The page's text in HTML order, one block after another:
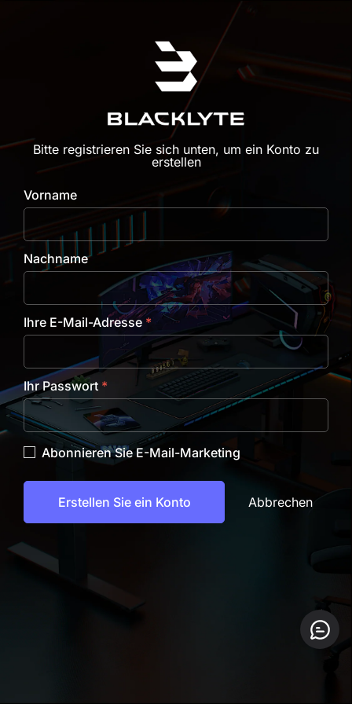
Bitte registrieren Sie sich unten, um ein Konto zu
erstellen
Vorname
Nachname
Ihre E-Mail-Adresse *
Ihr Passwort *
Abonnieren Sie E-Mail-Marketing
Abbrechen